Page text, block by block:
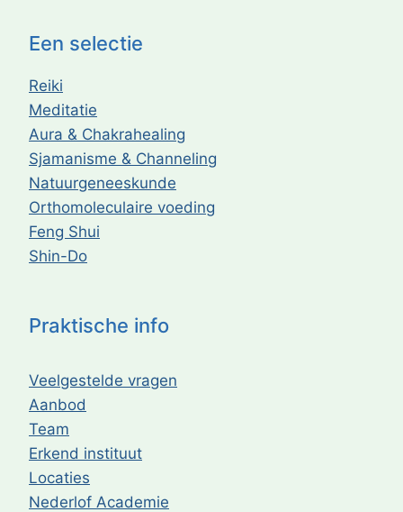
Praktische info
Veelgestelde vragen
Aanbod
Team
Erkend instituut
Locaties
Nederlof Academie
Een selectie
Reiki
Meditatie
Aura & Chakrahealing
Sjamanisme & Channeling
Natuurgeneeskunde
Orthomoleculaire voeding
Feng Shui
Shin-Do